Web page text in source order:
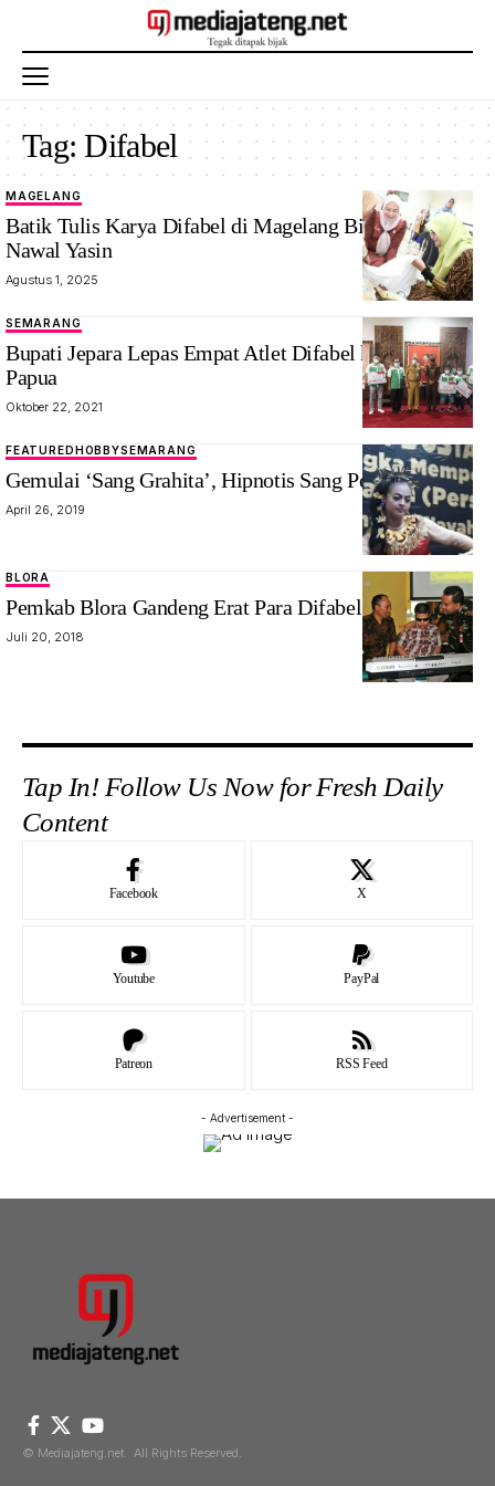
Tag:Difabel
MAGELANG
Batik Tulis Karya Difabel di Magelang Bikin Kagum
Nawal Yasin
Agustus 1, 2025
SEMARANG
Bupati Jepara Lepas Empat Atlet Difabel ke Peparnas
Papua
Oktober 22, 2021
FEATUREDHOBBYSEMARANG
Gemulai ‘Sang Grahita’, Hipnotis Sang Pejabat
April 26, 2019
BLORA
Pemkab Blora Gandeng Erat Para Difabel
Juli 20, 2018
Tap In! Follow Us Now for Fresh Daily
Content
Facebook X
Youtube PayPal
Patreon RSS Feed
- Advertisement -
© Mediajateng.net. All Rights Reserved.